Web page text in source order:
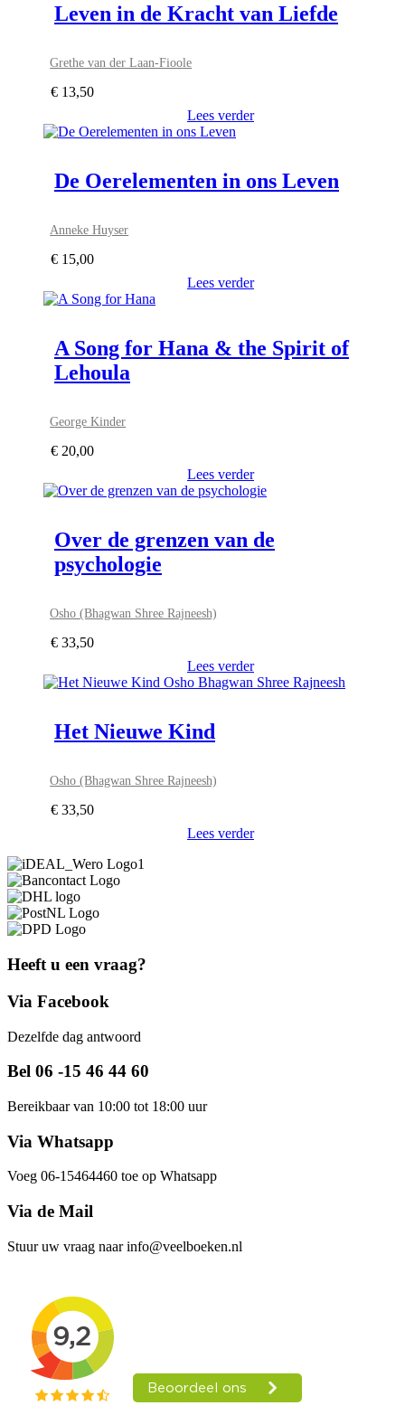
Leven in de Kracht van Liefde
Grethe van der Laan-Fioole
€ 13,50
Lees verder
De Oerelementen in ons Leven
Anneke Huyser
€ 15,00
Lees verder
A Song for Hana & the Spirit of
Lehoula
George Kinder
€ 20,00
Lees verder
Over de grenzen van de
psychologie
Osho (Bhagwan Shree Rajneesh)
€ 33,50
Lees verder
Het Nieuwe Kind
Osho (Bhagwan Shree Rajneesh)
€ 33,50
Lees verder
Heeft u een vraag?
Via Facebook
Dezelfde dag antwoord
Bel 06 -15 46 44 60
Bereikbaar van 10:00 tot 18:00 uur
Via Whatsapp
Voeg 06-15464460 toe op Whatsapp
Via de Mail
Stuur uw vraag naar info@veelboeken.nl